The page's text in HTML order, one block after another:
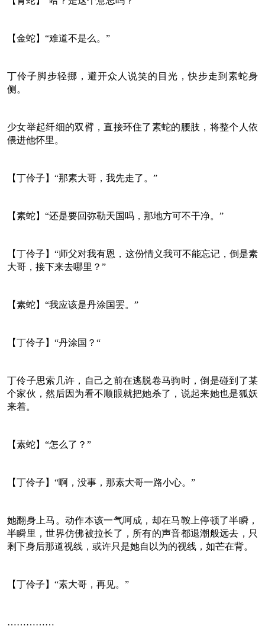
【金蛇】“难道不是么。”
丁伶子脚步轻挪，避开众人说笑的目光，快步走到素蛇身
侧。
少女举起纤细的双臂，直接环住了素蛇的腰肢，将整个人依
偎进他怀里。
【丁伶子】“那素大哥，我先走了。”
【素蛇】“还是要回弥勒天国吗，那地方可不干净。”
【丁伶子】“师父对我有恩，这份情义我可不能忘记，倒是素
大哥，接下来去哪里？”
【素蛇】“我应该是丹涂国罢。”
【丁伶子】“丹涂国？“
丁伶子思索几许，自己之前在逃脱卷马驹时，倒是碰到了某
个家伙，然后因为看不顺眼就把她杀了，说起来她也是狐妖
来着。
【素蛇】“怎么了？”
【丁伶子】“啊，没事，那素大哥一路小心。”
她翻身上马。动作本该一气呵成，却在马鞍上停顿了半瞬，
半瞬里，世界仿佛被拉长了，所有的声音都退潮般远去，只
剩下身后那道视线，或许只是她自以为的视线，如芒在背。
【丁伶子】“素大哥，再见。”
……………